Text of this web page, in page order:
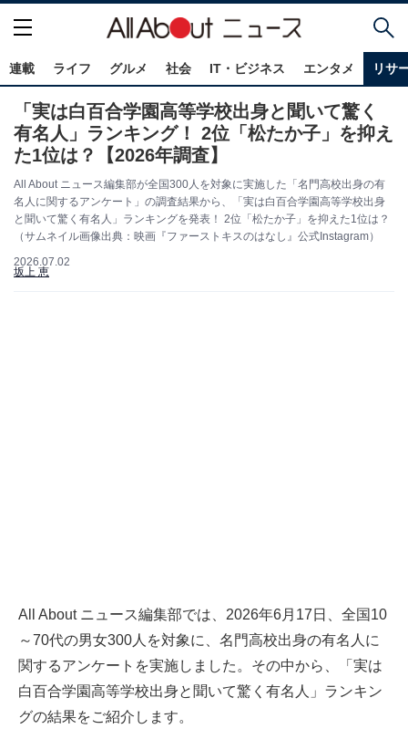
連載 ライフ グルメ 社会 IT・ビジネス エンタメ リサ
「実は白百合学園高等学校出身と聞いて驚く
有名人」ランキング！ 2位「松たか子」を抑え
た1位は？【2026年調査】
All About ニュース編集部が全国300人を対象に実施した「名門高校出身の有
名人に関するアンケート」の調査結果から、「実は白百合学園高等学校出身
と聞いて驚く有名人」ランキングを発表！ 2位「松たか子」を抑えた1位は？
（サムネイル画像出典：映画『ファーストキスのはなし』公式Instagram）
2026.07.02
坂上 恵
All About ニュース編集部では、2026年6月17日、全国10
～70代の男女300人を対象に、名門高校出身の有名人に
関するアンケートを実施しました。その中から、「実は
白百合学園高等学校出身と聞いて驚く有名人」ランキン
グの結果をご紹介します。